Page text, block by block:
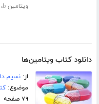
ویتامین b
دانلود کتاب ویتامین‌ها
از:نسیم
موضوع:
۷۹ صفحه